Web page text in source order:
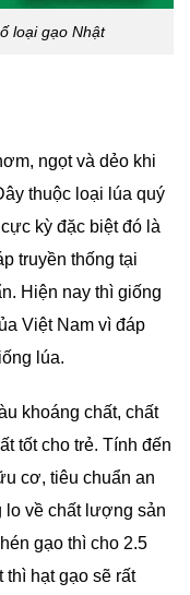
loại gạo Nhật
ngọt và dẻo khi
thuộc loại lúa quý
kỳ đặc biệt đó là
truyền thống tại
Hiện nay thì giống
Việt Nam vì đáp
lúa.
khoáng chất, chất
tốt cho trẻ. Tính đến
cơ, tiêu chuẩn an
lo về chất lượng sản
gạo thì cho 2.5
hạt gạo sẽ rất